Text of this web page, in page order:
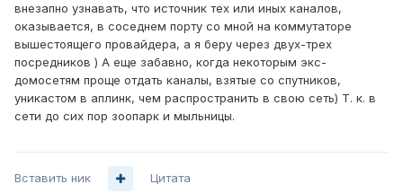
внезапно узнавать, что источник тех или иных каналов,
оказывается, в соседнем порту со мной на коммутаторе
вышестоящего провайдера, а я беру через двух-трех
посредников ) А еще забавно, когда некоторым экс-
домосетям проще отдать каналы, взятые со спутников,
уникастом в аплинк, чем распространить в свою сеть) Т. к. в
сети до сих пор зоопарк и мыльницы.
Вставить ник Цитата